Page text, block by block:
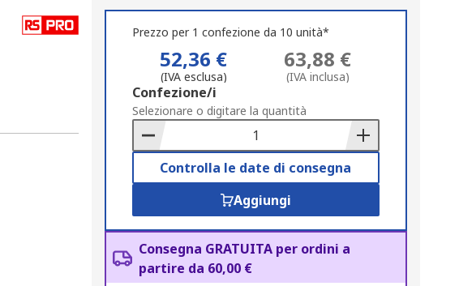
Prezzo per 1 confezione da 10 unità*
52,36 €
(IVA esclusa)
63,88 €
(IVA inclusa)
Add
to
Basket
Confezione/i
Selezionare o digitare la quantità
Controlla le date di consegna
Aggiungi
Consegna GRATUITA per ordini a
partire da 60,00 €